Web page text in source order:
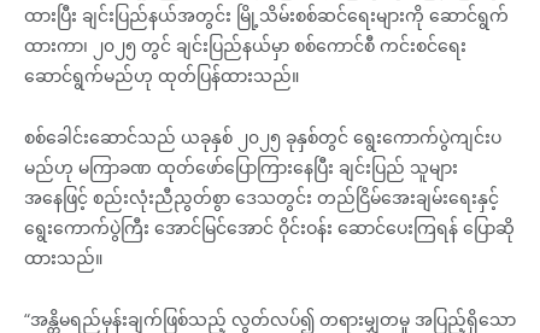
ထားပြီး ချင်းပြည်နယ်အတွင်း မြို့သိမ်းစစ်ဆင်ရေးများကို ဆောင်ရွက်
ထားကာ၊ ၂၀၂၅ တွင် ချင်းပြည်နယ်မှာ စစ်ကောင်စီ ကင်းစင်ရေး
ဆောင်ရွက်မည်ဟု ထုတ်ပြန်ထားသည်။
စစ်ခေါင်းဆောင်သည် ယခုနှစ် ၂၀၂၅ ခုနှစ်တွင် ရွေးကောက်ပွဲကျင်းပ
မည်ဟု မကြာခဏ ထုတ်ဖော်ပြောကြားနေပြီး ချင်းပြည် သူများ
အနေဖြင့် စည်းလုံးညီညွတ်စွာ ဒေသတွင်း တည်ငြိမ်အေးချမ်းရေးနှင့်
ရွေးကောက်ပွဲကြီး အောင်မြင်အောင် ဝိုင်းဝန်း ဆောင်ပေးကြရန် ပြောဆို
ထားသည်။
“အန္တိမရည်မှန်းချက်ဖြစ်သည့် လွတ်လပ်၍ တရားမျှတမှု အပြည့်ရှိသော